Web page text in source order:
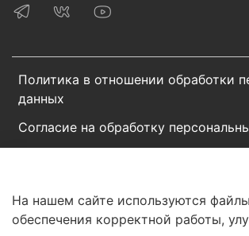
Политика в отношении обработки
данных
Согласие на обработку
На нашем сайте используются
обеспечения корректной работы,